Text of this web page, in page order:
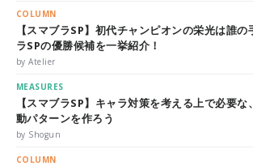
COLUMN
【スマブラSP】初代チャンピオンの栄光は誰
ラSPの優勝候補を一挙紹介！
by Atelier
MEASURES
【スマブラSP】キャラ対策を考える上で必要
動パターンを作ろう
by Shogun
COLUMN